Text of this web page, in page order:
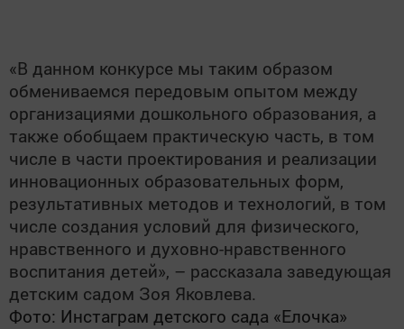
«В данном конкурсе мы таким образом
обмениваемся передовым опытом между
организациями дошкольного образования, а
также обобщаем практическую часть, в том
числе в части проектирования и реализации
инновационных образовательных форм,
результативных методов и технологий, в том
числе создания условий для физического,
нравственного и духовно-нравственного
воспитания детей», – рассказала заведующая
детским садом Зоя Яковлева.
Фото: Инстаграм детского сада «Елочка»